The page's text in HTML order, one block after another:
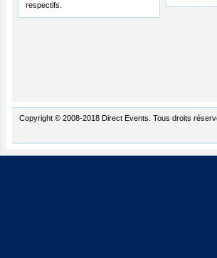
respectifs.
Copyright © 2008-2018 Direct Events. Tous droits